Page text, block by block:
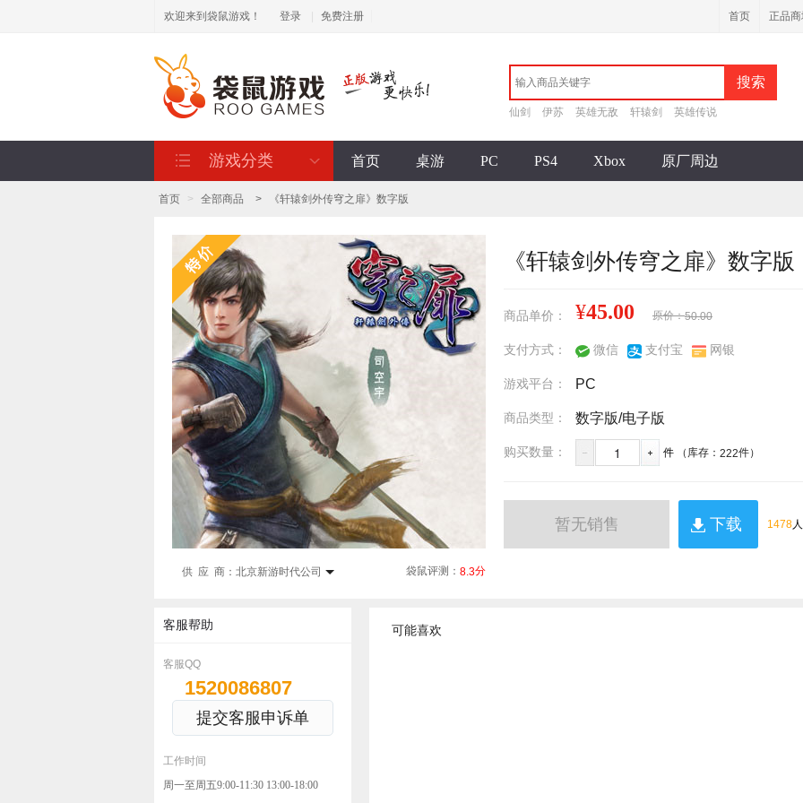
首页 正品
欢迎来到袋鼠游戏！ 登录 免费注册
搜索
仙剑 伊苏 英雄无敌 轩辕剑 英雄传说
游戏分类 首页 桌游 PC PS4 Xbox 原厂周边
首页 > 全部商品 > 《轩辕剑外传穹之扉》数字版
袋鼠评测： 8.3分
供 应 商： 北京新游时代公司
《轩辕剑外传穹之扉》数字版
商品单价： ¥45.00 原价：50.00
支付方式： 微信 支付宝 网银
游戏平台： PC
商品类型： 数字版/电子版
购买数量： 1 件 （库存： 222件）
暂无销售 下载 1478
客服帮助
客服QQ
1520086807
提交客服申诉单
工作时间
周一至周五9:00-11:30 13:00-18:00
可能喜欢